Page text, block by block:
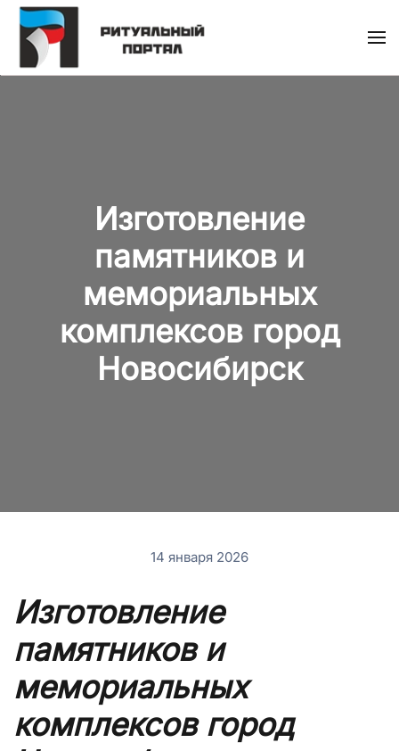
Skip
to
Изготовление
памятников и
мемориальных
комплексов город
Новосибирск
14 января 2026
Изготовление
памятников и
мемориальных
комплексов город